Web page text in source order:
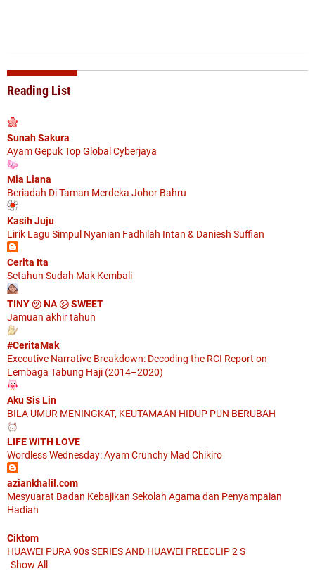
Reading List
Sunah Sakura
Ayam Gepuk Top Global Cyberjaya
Mia Liana
Beriadah Di Taman Merdeka Johor Bahru
Kasih Juju
Lirik Lagu Simpul Nyanian Fadhilah Intan & Daniesh Suffian
Cerita Ita
Setahun Sudah Mak Kembali
TINY ㋡ NA ㋛ SWEET
Jamuan akhir tahun
#CeritaMak
Executive Narrative Breakdown: Decoding the RCI Report on
Lembaga Tabung Haji (2014–2020)
Aku Sis Lin
BILA UMUR MENINGKAT, KEUTAMAAN HIDUP PUN BERUBAH
LIFE WITH LOVE
Wordless Wednesday: Ayam Crunchy Mad Chikiro
aziankhalil.com
Mesyuarat Badan Kebajikan Sekolah Agama dan Penyampaian
Hadiah
Ciktom
HUAWEI PURA 90s SERIES AND HUAWEI FREECLIP 2 S
Show All